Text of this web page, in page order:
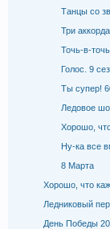
Танцы со
Три аккорда
Точь-в-точь
Голос. 9
Ты супер!
Ледовое
Хорошо,
Ну-ка все
8 Марта
Хорошо, что
Ледниковый
День Победы